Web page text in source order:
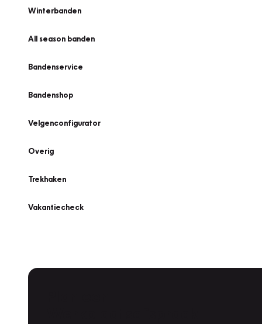
Winterbanden
All season banden
Bandenservice
Bandenshop
Velgenconfigurator
Overig
Trekhaken
Vakantiecheck